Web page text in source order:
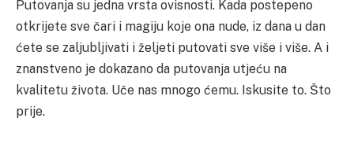
Putovanja su jedna vrsta ovisnosti. Kada postepeno
otkrijete sve čari i magiju koje ona nude, iz dana u dan
ćete se zaljubljivati i željeti putovati sve više i više. A i
znanstveno je dokazano da putovanja utjeću na
kvalitetu života. Uče nas mnogo ćemu. Iskusite to. Što
prije.